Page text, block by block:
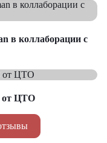
в коллаборации с
от ЦТО